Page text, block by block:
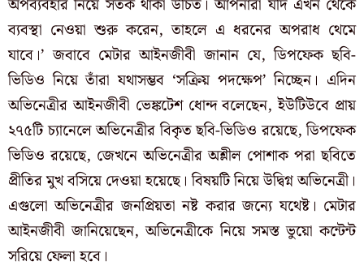
অপব্যবহার নিয়ে সতর্ক থাকা উচিত। আপনারা যদি এখন থেকে
ব্যবস্থা নেওয়া শুরু করেন, তাহলে এ ধরনের অপরাধ থেমে
যাবে।’ জবাবে মেটার আইনজীবী জানান যে, ডিপফেক ছবি-
ভিডিও নিয়ে তাঁরা যথাসম্ভব ‘সক্রিয় পদক্ষেপ’ নিচ্ছেন। এদিন
অভিনেত্রীর আইনজীবী ভেঙ্কটেশ ধোন্দ বলেছেন, ইউটিউবে প্রায়
২৭৫টি চ্যানেলেঅভিনেত্রীর বিকৃত ছবি-ভিডিও রয়েছে, ডিপফেক
ভিডিও রয়েছে, জেখনে অভিনেত্রীর অশ্লীল পোশাক পরা ছবিতে
প্রীতির মুখ বসিয়ে দেওয়া হয়েছে। বিষয়টি নিয়ে উদ্বিগ্ন অভিনেত্রী।
এগুলো অভিনেত্রীর জনপ্রিয়তানষ্ট করার জন্যে যথেষ্ট। মেটার
আইনজীবী জানিয়েছেন, অভিনেত্রীকে নিয়ে সমস্ত ভুয়ো কন্টেন্ট
সরিয়ে ফেলা হবে।